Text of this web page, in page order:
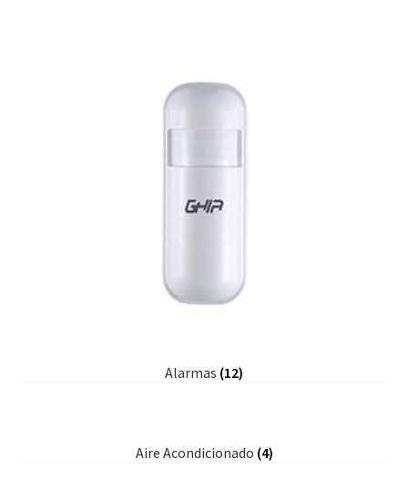
Alarmas (12)
Aire Acondicionado (4)